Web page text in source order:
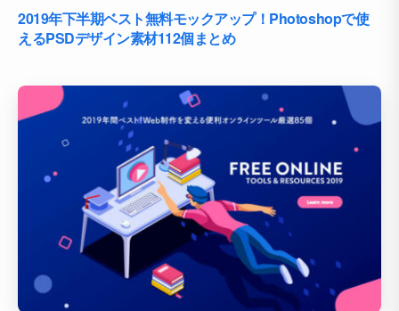
2019年下半期ベスト無料モックアップ！Photoshopで使
えるPSDデザイン素材112個まとめ